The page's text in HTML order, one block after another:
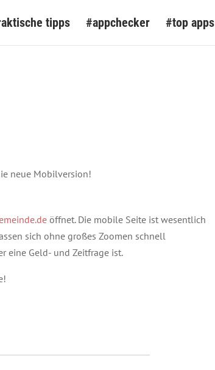
tipps #appchecker #top apps
neue Mobilversion!
öffnet. Die mobile Seite ist wesentlich
sich ohne großes Zoomen schnell
eine Geld- und Zeitfrage ist.